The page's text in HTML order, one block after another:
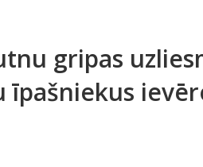
gripas
īpašniekus